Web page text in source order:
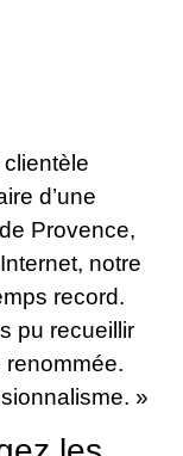
d’une
Provence,
notre
record.
pu recueillir
renommée.
»